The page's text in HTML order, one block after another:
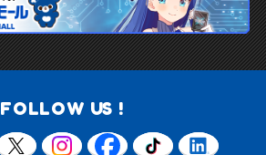
FOLLOW US !